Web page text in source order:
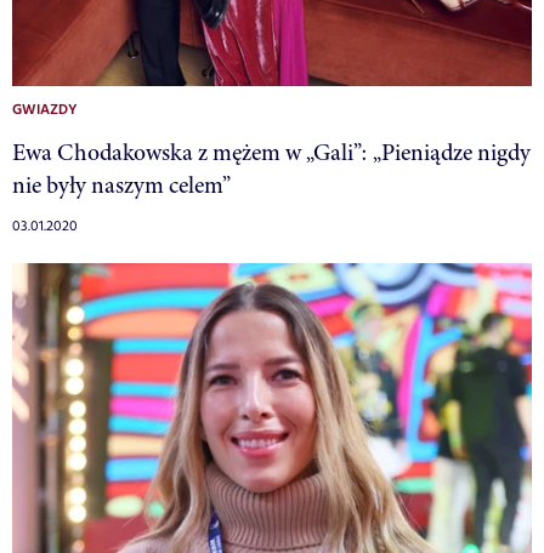
GWIAZDY
Ewa Chodakowska z mężem w „Gali”: „Pieniądze nigdy
nie były naszym celem”
03.01.2020